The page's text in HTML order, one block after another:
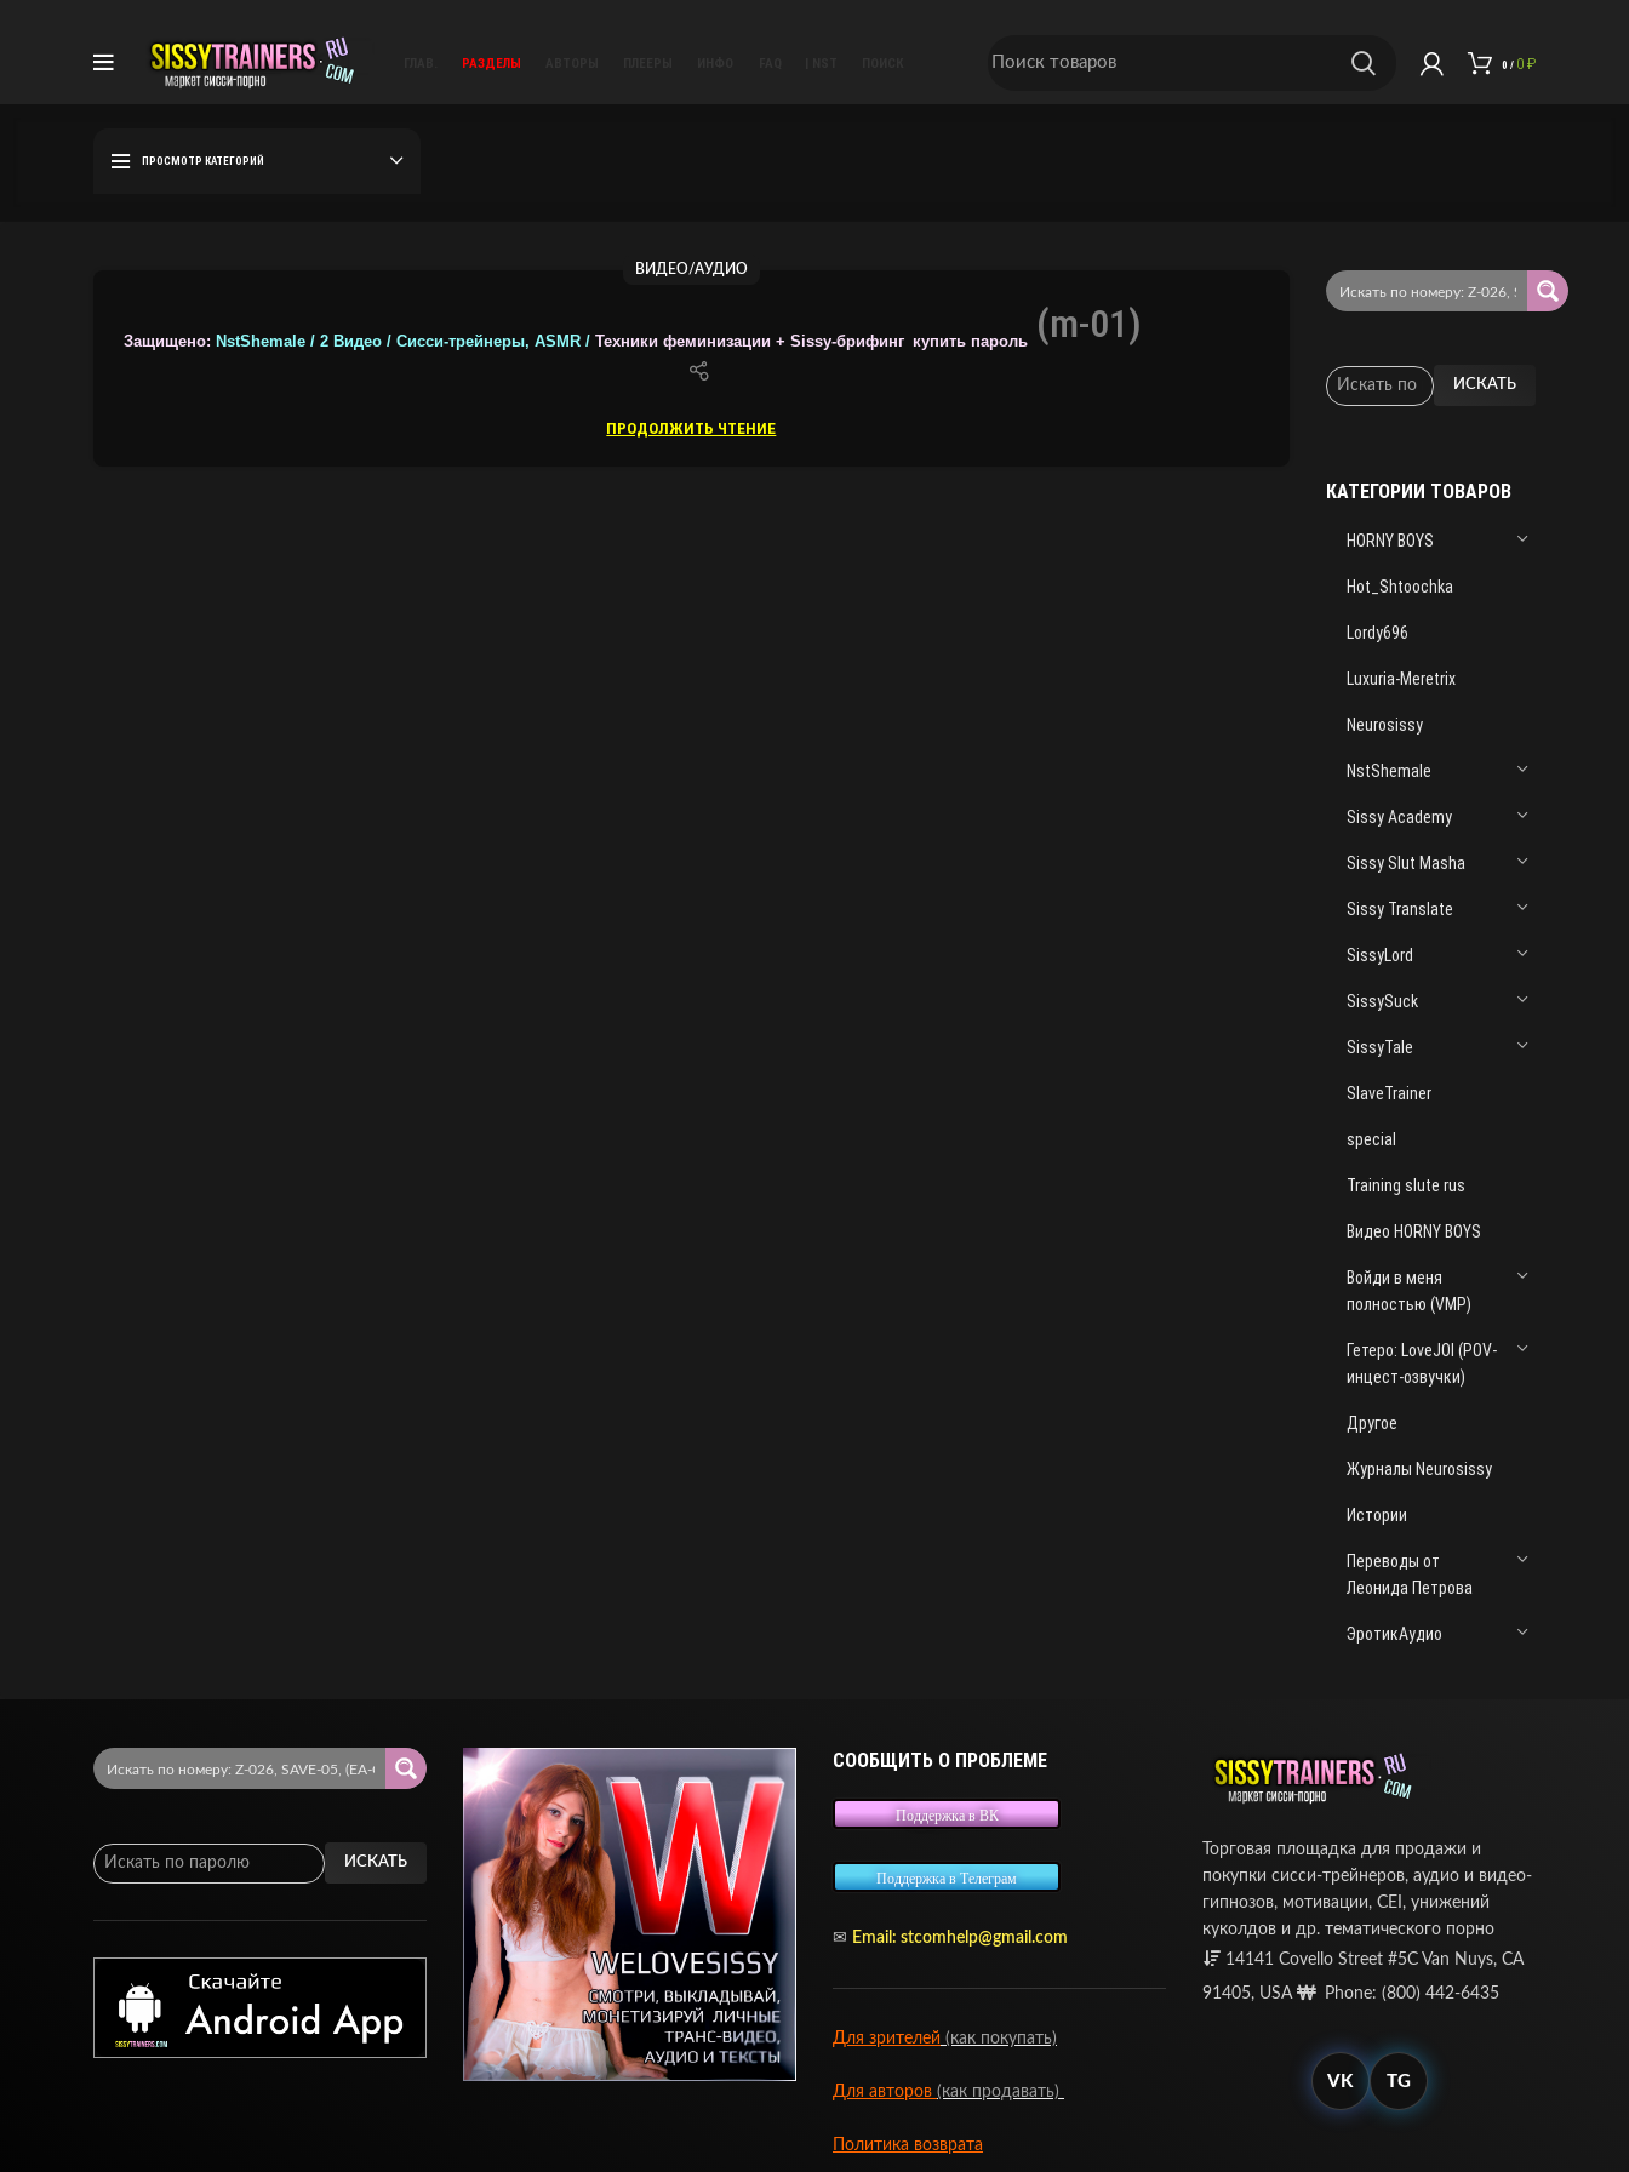
РАЗДЕЛЫ 0 / 0 ₽
ПРОСМОТР КАТЕГОРИЙ
ВИДЕО/АУДИО
Защищено: NstShemale / 2 Видео / Сисси-трейнеры, ASMR / Техники феминизации + Sissy-брифинг купить пароль (m-01)
ПРОДОЛЖИТЬ ЧТЕНИЕ
ИСКАТЬ
КАТЕГОРИИ ТОВАРОВ
HORNY BOYS
Hot_Shtoochka
Lordy696
Luxuria-Meretrix
Neurosissy
NstShemale
Sissy Academy
Sissy Slut Masha
Sissy Translate
SissyLord
SissySuck
SissyTale
SlaveTrainer
special
Training slute rus
Видео HORNY BOYS
Войди в меня
полностью (VMP)
Гетеро: LoveJOI (POV-
инцест-озвучки)
Другое
Журналы Neurosissy
Истории
Переводы от
Леонида Петрова
ЭротикАудио
ИСКАТЬ
СООБЩИТЬ О ПРОБЛЕМЕ
Поддержка в ВК
Поддержка в Телеграм
✉ Email: stcomhelp@gmail.com
Для зрителей (как покупать)
Для авторов (как продавать)
Политика возврата
Торговая площадка для продажи и
покупки сисси-трейнеров, аудио и видео-
гипнозов, мотивации, CEI, унижений
куколдов и др. тематического порно
14141 Covello Street #5C Van Nuys, CA
91405, USA
Phone: (800) 442-6435
VK TG